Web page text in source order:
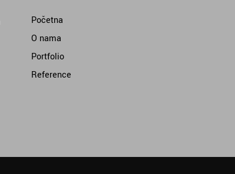
Početna
O nama
Portfolio
Reference